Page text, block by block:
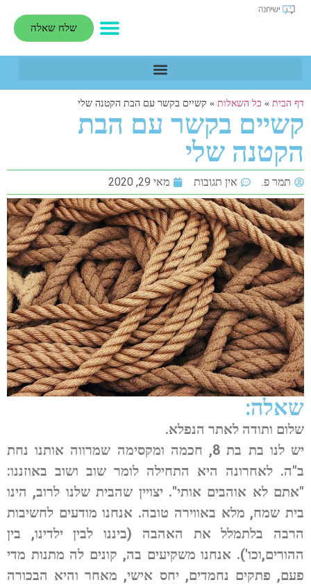
שלח שאלה
דף הבית » כל השאלות » קשיים בקשר עם הבת הקטנה שלי
קשיים בקשר עם הבת
הקטנה שלי
תמר פ. אין תגובות מאי 29, 2020
שאלה:
שלום ותודה לאתר הנפלא.
יש לנו בת בת 8, חכמה ומקסימה שמרווה אותנו נחת
ב"ה. לאחרונה היא התחילה לומר שוב ושוב באוזננו:
"אתם לא אוהבים אותי". יצויין שהבית שלנו לרוב, הינו
בית שמח, מלא באווירה טובה. אנחנו מודעים לחשיבות
הרבה בלתמלל את האהבה (ביננו לבין ילדינו, בין
ההורים,וכו'). אנחנו משקיעים בה, קונים לה מתנות מדי
פעם, פתקים נחמדים, יחס אישי, מאחר והיא הבכורה